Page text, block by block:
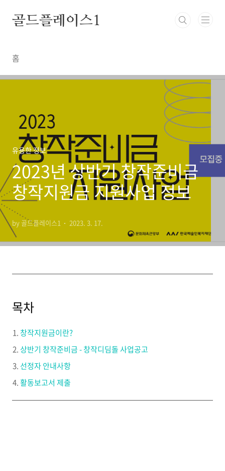
골드플레이스1
홈
유용한 정보
2023년 상반기 창작준비금
창작지원금 지원사업 정보
by 골드플레이스1 2023. 3. 17.
목차
창작지원금이란?
상반기 창작준비금 - 창작디딤돌 사업공고
선정자 안내사항
활동보고서 제출